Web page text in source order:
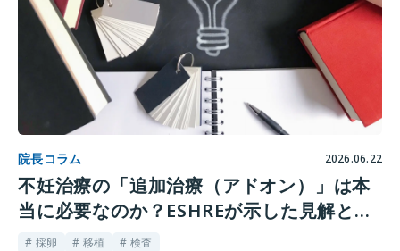
院長コラム 2026.06.22
不妊治療の「追加治療（アドオン）」は本
当に必要なのか？ESHREが示した見解とエ
ビデンス
# 採卵 # 移植 # 検査